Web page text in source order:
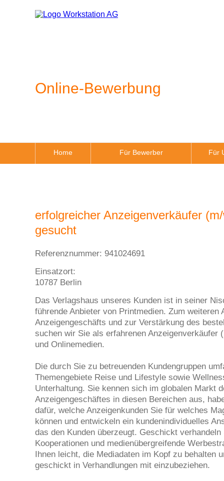
Online-Bewerbung
Home Für Bewerber Für
erfolgreicher Anzeigenverkäufer
gesucht
Referenznummer: 941024691
Einsatzort:
10787 Berlin
Das Verlagshaus unseres Kunden ist in seiner
führende Anbieter von Printmedien. Zum weiteren
Anzeigengeschäfts und zur Verstärkung des
suchen wir Sie als erfahrenen Anzeigenverkäufer
und Onlinemedien.
Die durch Sie zu betreuenden Kundengruppen
Themengebiete Reise und Lifestyle sowie
Unterhaltung. Sie kennen sich im globalen Markt
Anzeigengeschäftes in diesen Bereichen aus,
dafür, welche Anzeigenkunden Sie für welches
können und entwickeln ein kundenindividuelles
das den Kunden überzeugt. Geschickt
Kooperationen und medienübergreifende
Ihnen leicht, die Mediadaten im Kopf zu behalten
geschickt in Verhandlungen mit einzubeziehen.